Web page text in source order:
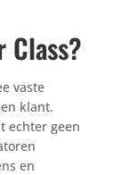
vaste
klant.
echter geen
en